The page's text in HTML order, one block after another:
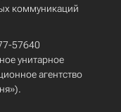
коммуникаций
57640
унитарное
агентство